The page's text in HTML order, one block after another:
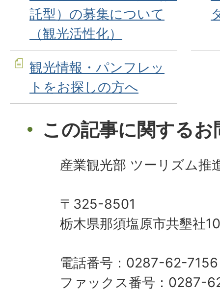
託型）の募集について
（観光活性化）
観光情報・パンフレッ
トをお探しの方へ
この記事に関する
産業観光部 ツーリズム推
〒325-8501
栃木県那須塩原市共墾社
電話番号：0287-62-7156
ファックス番号：0287-